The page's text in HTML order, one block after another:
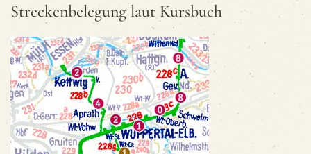
Stre­cken­be­le­gung laut Kursbuch